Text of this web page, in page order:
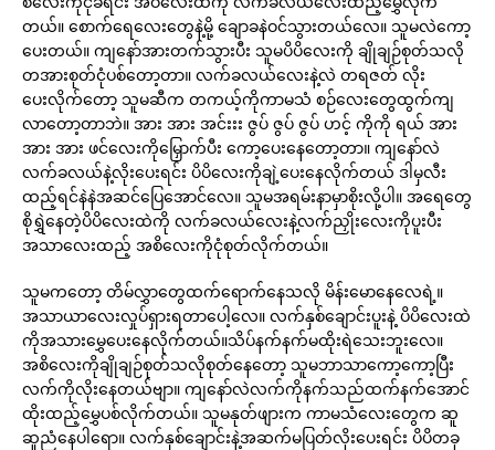
တယ်။ စောက်ရေလေးတွေနဲ့မို့ ချောခနဲဝင်သွားတယ်လေ။ သူမလဲကော့
ပေးတယ်။ ကျနော်အားတက်သွားပီး သူမပိပိလေးကို ချိုချဉ်စုတ်သလို
တအားစုတ်ငုံပစ်တော့တာ။ လက်ခလယ်လေးနဲ့လဲ တရဇတ် လိုး
ပေးလိုက်တော့ သူမဆီက တကယ့်ကိုကာမသံ စဉ်လေးတွေထွက်ကျ
လာတော့တာဘဲ။ အား အား အင်းးး ဇွပ် ဇွပ် ဇွပ် ဟင့် ကိုကို ရယ် အား
အား အား ဖင်လေးကိုမြှောက်ပီး ကော့ပေးနေတော့တာ။ ကျနော်လဲ
လက်ခလယ်နဲ့လိုးပေးရင်း ပိပိလေးကိုချဲ့ပေးနေလိုက်တယ် ဒါမှလီး
ထည့်ရင်နဲနဲအဆင်ပြေအောင်လေ။ သူမအရမ်းနာမှာစိုးလို့ပါ။ အရေတွေ
စိုရွှဲနေတဲ့ပိပိလေးထဲကို လက်ခလယ်လေးနဲ့လက်ညှိုးလေးကိုပူးပီး
အသာလေးထည့် အစိလေးကိုငုံစုတ်လိုက်တယ်။
သူမကတော့ တိမ်လွှာတွေထက်ရောက်နေသလို မိန်းမောနေလေရဲ့။
အသာယာလေးလှုပ်ရှားရတာပေါ့လေ။ လက်နှစ်ချောင်းပူးနဲ့ ပိပိလေးထဲ
ကိုအသားမွှေပေးနေလိုက်တယ်။သိပ်နက်နက်မထိုးရဲသေးဘူးလေ။
အစိလေးကိုချိုချဉ်စုတ်သလိုစုတ်နေတော့ သူမဘာသာကော့ကော့ပြီး
လက်ကိုလိုးနေတယ်ဗျာ။ ကျနော်လဲလက်ကိုနက်သည်ထက်နက်အောင်
ထိုးထည့်မွှေပစ်လိုက်တယ်။ သူမနုတ်ဖျားက ကာမသံလေးတွေက ဆူ
ဆူညံနေပါရော။ လက်နှစ်ချောင်းနဲ့အဆက်မပြတ်လိုးပေးရင်း ပိပိတခု